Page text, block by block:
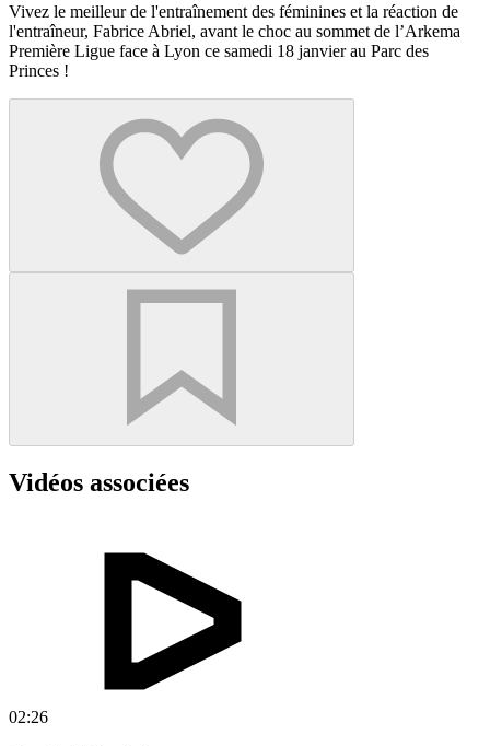
Vivez le meilleur de l'entraînement des féminines et la réaction de
l'entraîneur, Fabrice Abriel, avant le choc au sommet de l’Arkema
Première Ligue face à Lyon ce samedi 18 janvier au Parc des
Princes !
Vidéos associées
02:26